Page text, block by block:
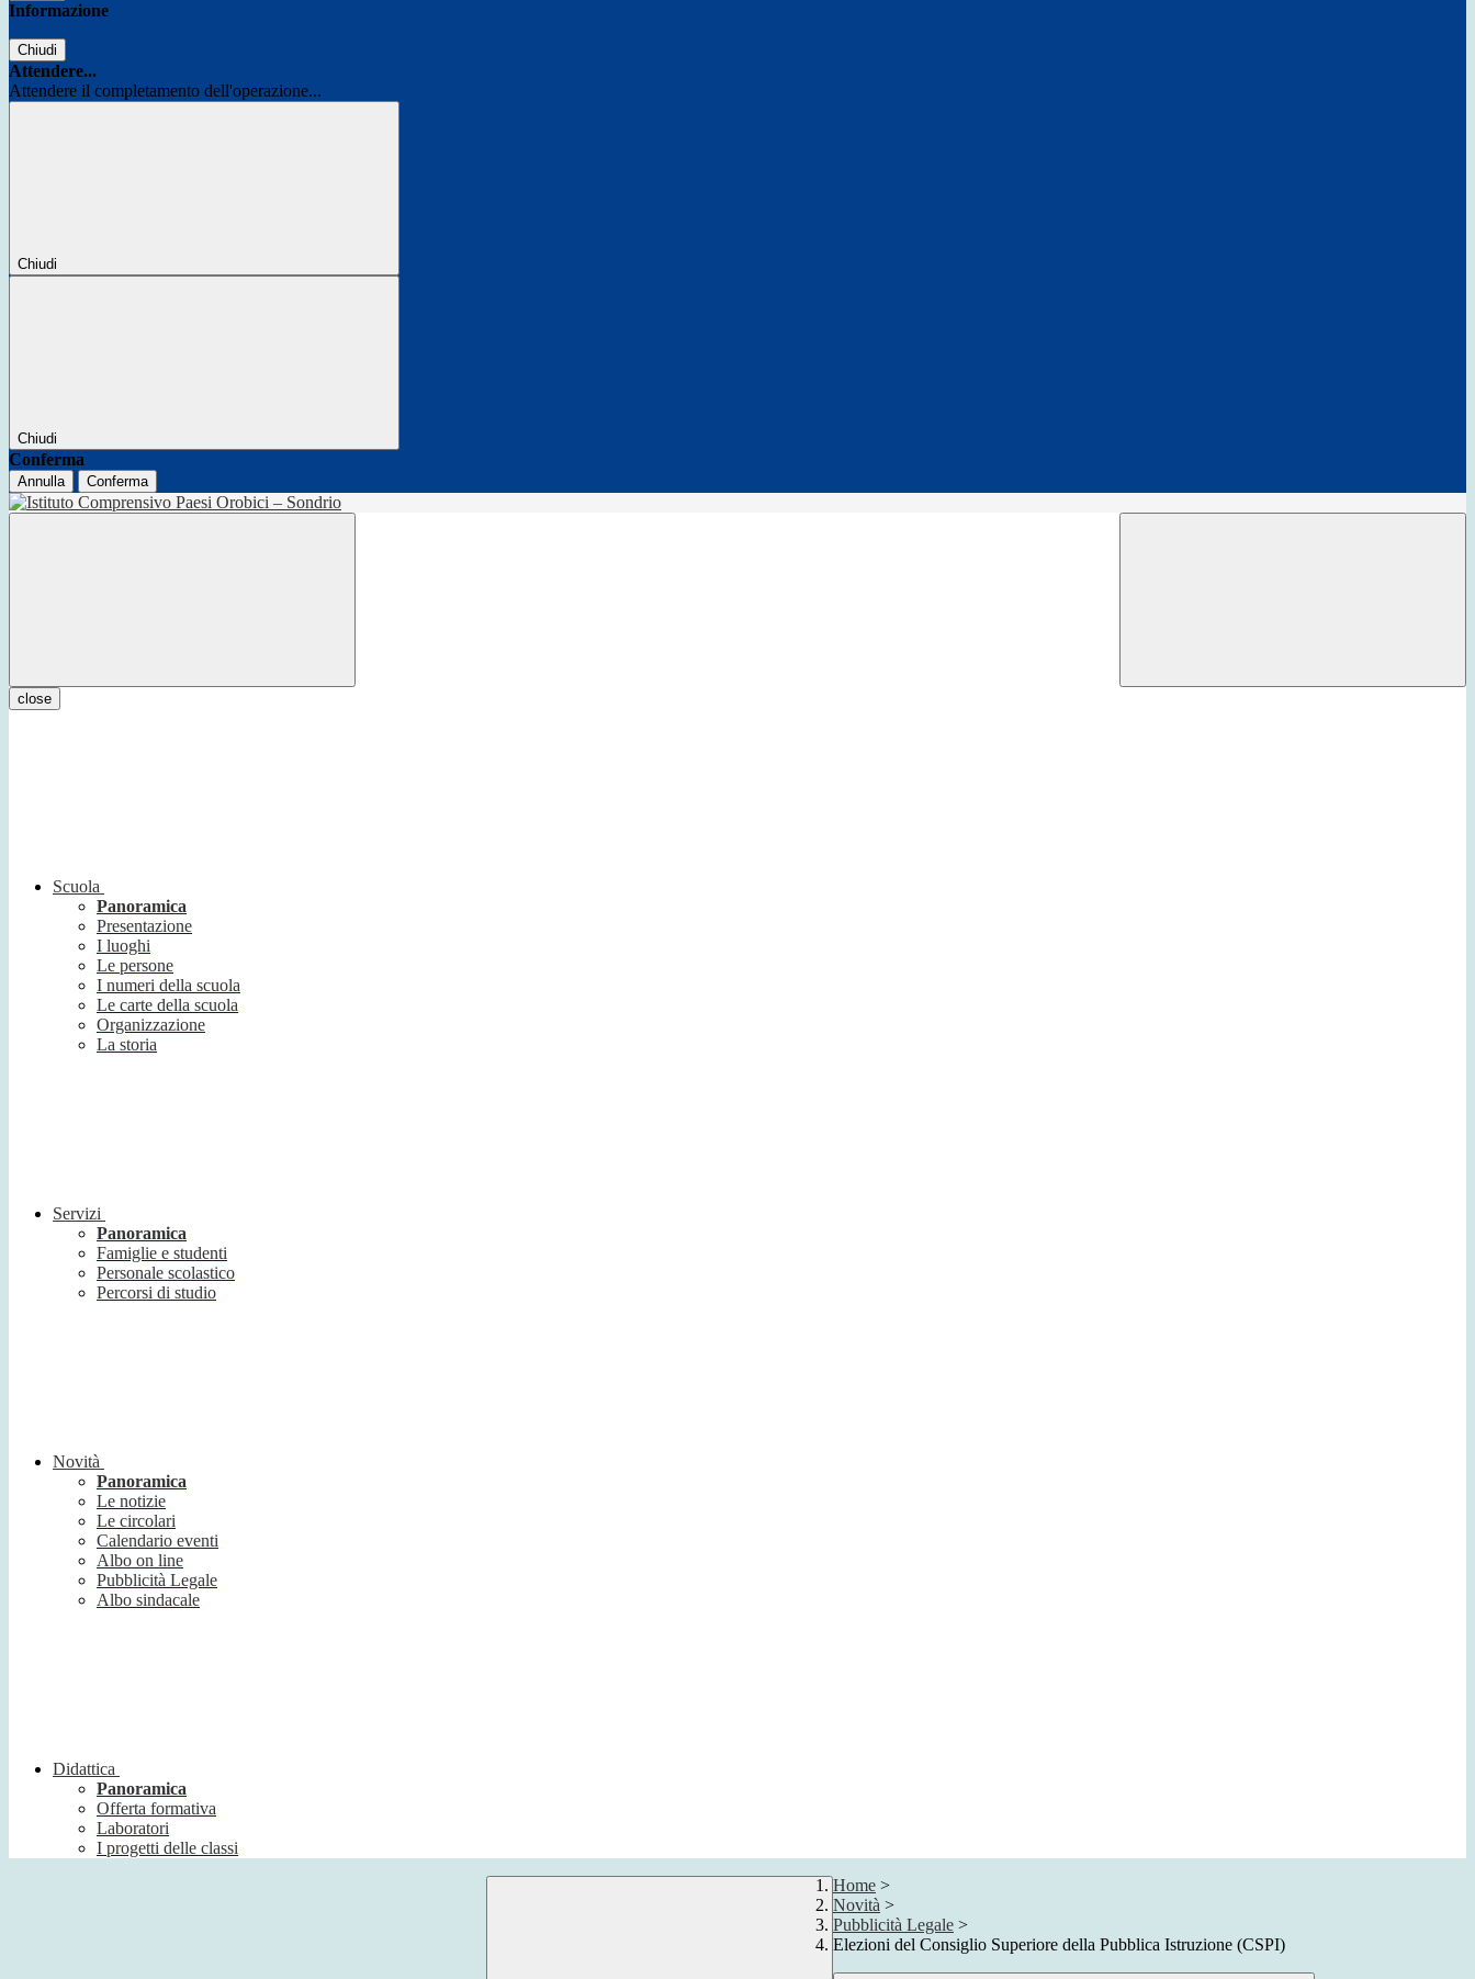
Informazione
Chiudi
Attendere...
Attendere il completamento dell'operazione...
Chiudi
Chiudi
Conferma
Annulla Conferma
close
Scuola
Panoramica
Presentazione
I luoghi
Le persone
I numeri della scuola
Le carte della scuola
Organizzazione
La storia
Servizi
Panoramica
Famiglie e studenti
Personale scolastico
Percorsi di studio
Novità
Panoramica
Le notizie
Le circolari
Calendario eventi
Albo on line
Pubblicità Legale
Albo sindacale
Didattica
Panoramica
Offerta formativa
Laboratori
I progetti delle classi
Home >
Novità >
Pubblicità Legale >
Elezioni del Consiglio Superiore della Pubblica Istruzione (CSPI)